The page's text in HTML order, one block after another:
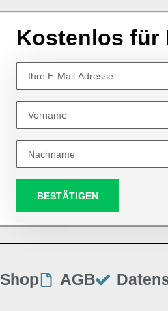
Kostenlos für
BESTÄTIGEN
Shop AGB